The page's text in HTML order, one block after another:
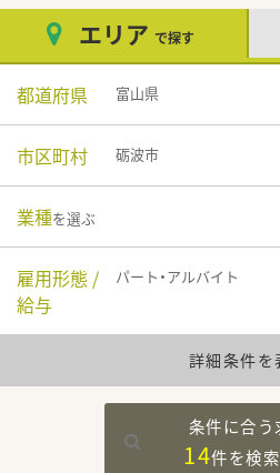
エリア で探す
都道府県 富山県
市区町村 砺波市
業種を選ぶ
雇用形態 /
給与
パート・アルバイト
詳細条件を
条件に合う
14件を検